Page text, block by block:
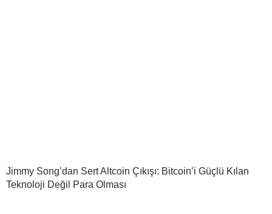
Jimmy Song’dan Sert Altcoin Çıkışı: Bitcoin’i Güçlü Kılan
Teknoloji Değil Para Olması